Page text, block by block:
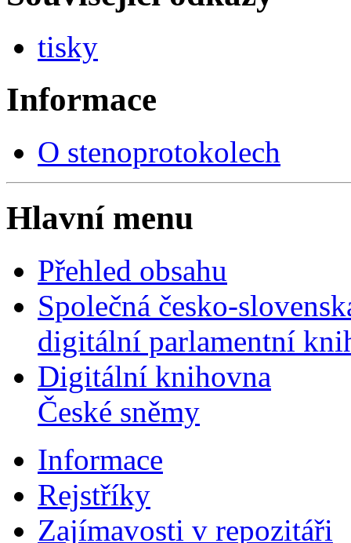
tisky
Informace
O stenoprotokolech
Hlavní menu
Přehled obsahu
Společná česko-
digitální parlamentní
Digitální knihovna
České sněmy
Informace
Rejstříky
Zajímavosti v repozitáři